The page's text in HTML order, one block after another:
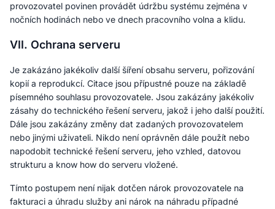
provozovatel povinen provádět údržbu systému zejména v
nočních hodinách nebo ve dnech pracovního volna a klidu.
VII. Ochrana serveru
Je zakázáno jakékoliv další šíření obsahu serveru, pořizování
kopií a reprodukcí. Citace jsou přípustné pouze na základě
písemného souhlasu provozovatele. Jsou zakázány jakékoliv
zásahy do technického řešení serveru, jakož i jeho další použití.
Dále jsou zakázány změny dat zadaných provozovatelem
nebo jinými uživateli. Nikdo není oprávněn dále použít nebo
napodobit technické řešení serveru, jeho vzhled, datovou
strukturu a know how do serveru vložené.
Tímto postupem není nijak dotčen nárok provozovatele na
fakturaci a úhradu služby ani nárok na náhradu případné